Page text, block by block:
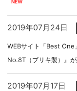
2019年07月24日
WEBサイト「Best One
No.8T（ブリキ製）』が
2019年07月17日